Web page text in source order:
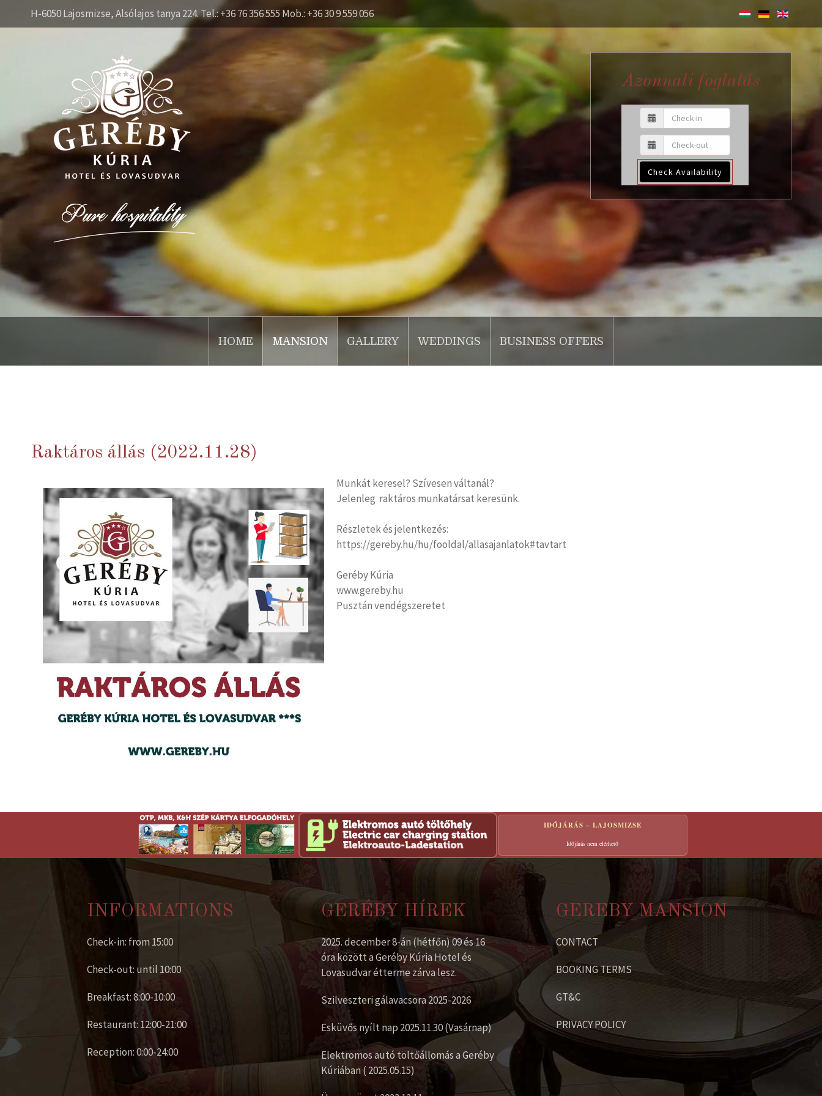
H-6050 Lajosmizse, Alsólajos tanya 224. Tel.: +36 76 356 555 Mob.: +36 30 9 559 056
Azonnali foglalás
Check Availability
HOME MANSION GALLERY WEDDINGS BUSINESS OFFERS
Raktáros állás (2022.11.28)
Munkát keresel? Szívesen váltanál?
Jelenleg raktáros munkatársat keresünk.
Részletek és jelentkezés:
https://gereby.hu/hu/fooldal/allasajanlatok#tavtart
Geréby Kúria
www.gereby.hu
Pusztán vendégszeretet
IDŐJÁRÁS – LAJOSMIZSE
Időjárás nem elérhető
INFORMATIONS
Check-in: from 15:00
Check-out: until 10:00
Breakfast: 8:00-10:00
Restaurant: 12:00-21:00
Reception: 0:00-24:00
GERÉBY HÍREK
2025. december 8-án (hétfőn) 09 és 16
óra között a Geréby Kúria Hotel és
Lovasudvar étterme zárva lesz.
Szilveszteri gálavacsora 2025-2026
Esküvős nyílt nap 2025.11.30 (Vasárnap)
Elektromos autó töltőállomás a Geréby
Kúriában ( 2025.05.15)
GEREBY MANSION
CONTACT
BOOKING TERMS
GT&C
PRIVACY POLICY